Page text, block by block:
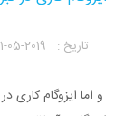
تاریخ :
و اما ایزوگام کاری